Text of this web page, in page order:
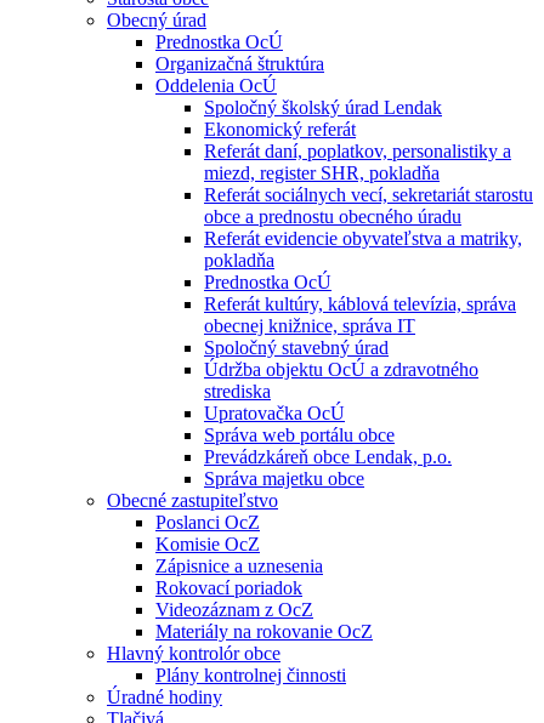
Obecný úrad
Prednostka OcÚ
Organizačná štruktúra
Oddelenia OcÚ
Spoločný školský úrad Lendak
Ekonomický referát
Referát daní, poplatkov, personalistiky a
miezd, register SHR, pokladňa
Referát sociálnych vecí, sekretariát starostu
obce a prednostu obecného úradu
Referát evidencie obyvateľstva a matriky,
pokladňa
Prednostka OcÚ
Referát kultúry, káblová televízia, správa
obecnej knižnice, správa IT
Spoločný stavebný úrad
Údržba objektu OcÚ a zdravotného
strediska
Upratovačka OcÚ
Správa web portálu obce
Prevádzkáreň obce Lendak, p.o.
Správa majetku obce
Obecné zastupiteľstvo
Poslanci OcZ
Komisie OcZ
Zápisnice a uznesenia
Rokovací poriadok
Videozáznam z OcZ
Materiály na rokovanie OcZ
Hlavný kontrolór obce
Plány kontrolnej činnosti
Úradné hodiny
Tlačivá